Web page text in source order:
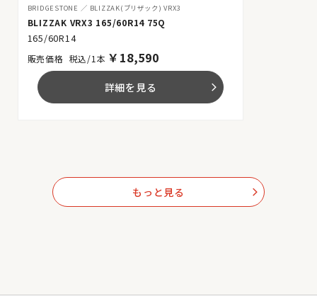
BRIDGESTONE BLIZZAK(ブリザック) VRX3
BLIZZAK VRX3 165/60R14 75Q
165/60R14
税込/1本 ￥ 18,590
詳細を見る arrow_forward_ios
もっと見る arrow_forward_ios